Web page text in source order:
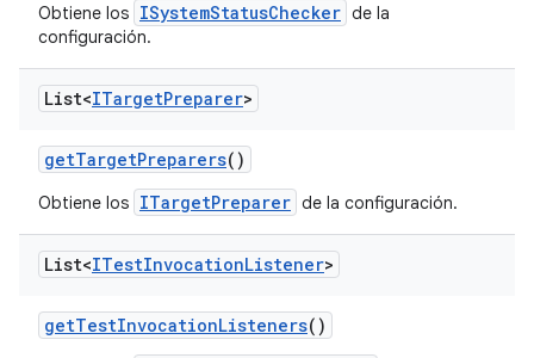
Obtiene los ISystemStatusChecker de la
configuración.
List<ITargetPreparer>
getTargetPreparers()
Obtiene los ITargetPreparer de la configuración.
List<ITestInvocationListener>
getTestInvocationListeners()